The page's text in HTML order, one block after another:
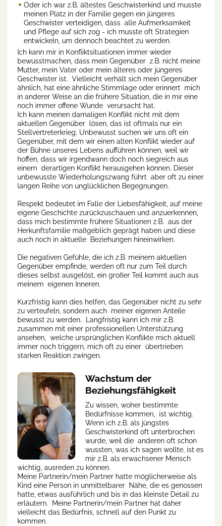
Oder ich war z.B. ältestes Geschwisterkind und musste
meinen Platz in der Familie gegen ein jüngeres
Geschwister verteidigen, dass alle Aufmerksamkeit
und Pflege auf sich zog - ich musste oft Strategien
entwickeln, um dennoch beachtet zu werden.
Ich kann mir in Konfliktsituationen immer wieder
bewusstmachen, dass mein Gegenüber z.B. nicht meine
Mutter, mein Vater oder mein älteres oder jüngeres
Geschwister ist. Vielleicht verhält sich mein Gegenüber
ähnlich, hat eine ähnliche Stimmlage oder erinnert mich
in anderer Weise an die frühere Situation, die in mir eine
noch immer offene Wunde verursacht hat.
Ich kann meinen damaligen Konflikt nicht mit dem
aktuellen Gegenüber lösen, das ist oftmals nur ein
Stellvertreterkrieg. Unbewusst suchen wir uns oft ein
Gegenüber, mit dem wir einen alten Konflikt wieder auf
der Bühne unseres Lebens aufführen können, weil wir
hoffen, dass wir irgendwann doch noch siegreich aus
einem derartigen Konflikt herausgehen können. Dieser
unbewusste Wiederholungszwang führt aber oft zu einer
langen Reihe von unglücklichen Begegnungen.
Respekt bedeutet im Falle der Liebesfähigkeit, auf meine
eigene Geschichte zurückzuschauen und anzuerkennen,
dass mich bestimmte frühere Situationen z.B. aus der
Herkunftsfamilie maßgeblich geprägt haben und diese
auch noch in aktuelle Beziehungen hineinwirken.
Die negativen Gefühle, die ich z.B. meinem aktuellen
Gegenüber empfinde, werden oft nur zum Teil durch
dieses selbst ausgelöst, ein großer Teil kommt auch aus
meinem eigenen Inneren.
Kurzfristig kann dies helfen, das Gegenüber nicht zu sehr
zu verteufeln, sondern auch meiner eigenen Anteile
bewusst zu werden. Langfristig kann ich mir z.B.
zusammen mit einer professionellen Unterstützung
ansehen, welche ursprünglichen Konflikte mich aktuell
immer noch triggern, mich oft zu einer übertrieben
starken Reaktion zwingen.
Wachstum der
Beziehungsfähigkeit
Zu wissen, woher bestimmte
Bedürfnisse kommen, ist wichtig.
Wenn ich z.B. als jüngstes
Geschwisterkind oft unterbrochen
wurde, weil die anderen oft schon
wussten, was ich sagen wollte, ist es
mir z.B. als erwachsener Mensch
wichtig, ausreden zu können.
Meine Partnerin/mein Partner hatte möglicherweise als
Kind eine Person in unmittelbarer Nähe, die es genossen
hatte, etwas ausführlich und bis in das kleinste Detail zu
erläutern. Meine Partnerin/mein Partner hat daher
vielleicht das Bedürfnis, schnell auf den Punkt zu
kommen.